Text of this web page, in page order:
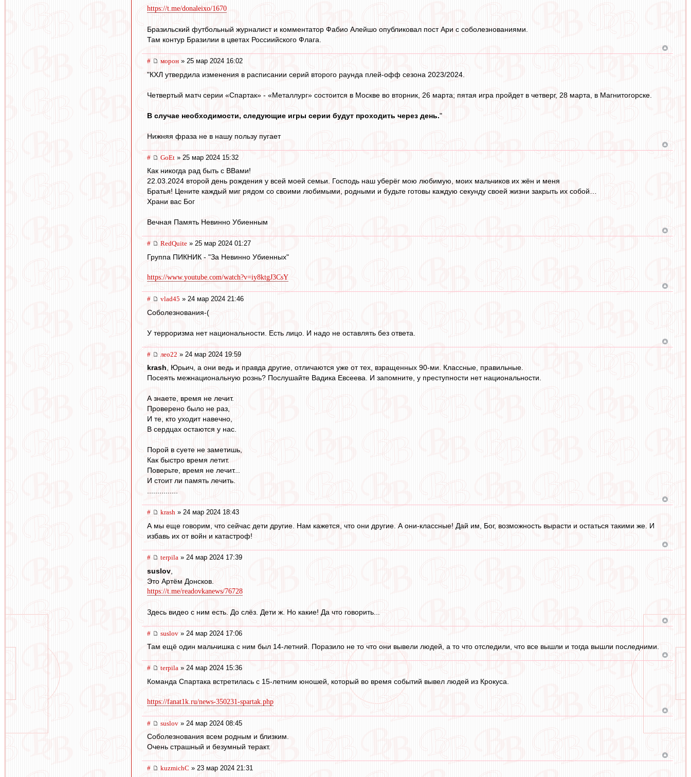
https://t.me/donaleixo/1670
Бразильский футбольный журналист и комментатор Фабио Алейшо опубликовал пост Ари с соболезнованиями.
Там контур Бразилии в цветах Россиийского Флага.
# морон » 25 мар 2024 16:02
"КХЛ утвердила изменения в расписании серий второго раунда плей-офф сезона 2023/2024.
Четвертый матч серии «Спартак» - «Металлург» состоится в Москве во вторник, 26 марта; пятая игра пройдет в четверг, 28 марта, в Магнитогорске.
В случае необходимости, следующие игры серии будут проходить через день."
Нижняя фраза не в нашу пользу пугает
# GoEt » 25 мар 2024 15:32
Как никогда рад быть с ВВами!
22.03.2024 второй день рождения у всей моей семьи. Господь наш уберёг мою любимую, моих мальчиков их жён и меня
Братья! Цените каждый миг рядом со своими любимыми, родными и будьте готовы каждую секунду своей жизни закрыть их собой…
Храни вас Бог
Вечная Память Невинно Убиенным
# RedQuite » 25 мар 2024 01:27
Группа ПИКНИК - "За Невинно Убиенных"
https://www.youtube.com/watch?v=iy8ktgJ3CsY
# vlad45 » 24 мар 2024 21:46
Соболезнования-(
У терроризма нет национальности. Есть лицо. И надо не оставлять без ответа.
# лео22 » 24 мар 2024 19:59
krash, Юрьич, а они ведь и правда другие, отличаются уже от тех, взращенных 90-ми. Классные, правильные.
Посеять межнациональную рознь? Послушайте Вадика Евсеева. И запомните, у преступности нет национальности.
А знаете, время не лечит.
Проверено было не раз,
И те, кто уходит навечно,
В сердцах остаются у нас.
Порой в суете не заметишь,
Как быстро время летит.
Поверьте, время не лечит...
И стоит ли память лечить.
...............
# krash » 24 мар 2024 18:43
А мы еще говорим, что сейчас дети другие. Нам кажется, что они другие. А они-классные! Дай им, Бог, возможность вырасти и остаться такими же. И
избавь их от войн и катастроф!
# terpila » 24 мар 2024 17:39
suslov
Это Артём Донсков.
https://t.me/readovkanews/76728
Здесь видео с ним есть. До слёз. Дети ж. Но какие! Да что говорить...
# suslov » 24 мар 2024 17:06
Там ещё один мальчишка с ним был 14-летний. Поразило не то что они вывели людей, а то что отследили, что все вышли и тогда вышли последними.
# terpila » 24 мар 2024 15:36
Команда Спартака встретилась с 15-летним юношей, который во время событий вывел людей из Крокуса.
https://fanat1k.ru/news-350231-spartak.php
# suslov » 24 мар 2024 08:45
Соболезнования всем родным и близким.
Очень страшный и безумный теракт.
# kuzmichC » 23 мар 2024 21:31